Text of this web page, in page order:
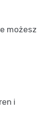
możesz
i